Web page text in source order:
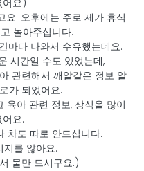
어요)
요. 오후에는 주로 제가 휴식
놀아주십니다.
마다 나와서 수유했는데요.
시간일 수도 있었는데,
관련해서 깨알같은 정보 알
가 되었어요.
육아 관련 정보, 상식을 많이
요.
차도 따로 안드십니다.
를 않아요.
물만 드시구요.)